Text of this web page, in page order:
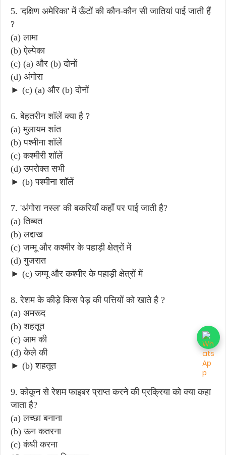
5. 'दक्षिण अमेरिका' में ऊँटों की कौन-कौन सी जातियां पाई जाती हैं
?
(a) लामा
(b) ऐल्पेका
(c) (a) और (b) दोनों
(d) अंगोरा
► (c) (a) और (b) दोनों
6. बेहतरीन शॉलें क्या है ?
(a) मुलायम शांत
(b) पश्मीना शॉलें
(c) कश्मीरी शॉलें
(d) उपरोक्त सभी
► (b) पश्मीना शॉलें
7. 'अंगोरा नस्ल' की बकरियाँ कहाँ पर पाई जाती है?
(a) तिब्बत
(b) लद्दाख
(c) जम्मू और कश्मीर के पहाड़ी क्षेत्रों में
(d) गुजरात
► (c) जम्मू और कश्मीर के पहाड़ी क्षेत्रों में
8. रेशम के कीड़े किस पेड़ की पत्तियों को खाते है ?
(a) अमरूद
(b) शहतूत
(c) आम की
(d) केले की
► (b) शहतूत
9. कोकून से रेशम फाइबर प्राप्त करने की प्रक्रिया को क्या कहा
जाता है?
(a) लच्छा बनाना
(b) ऊन कतरना
(c) कंघी करना